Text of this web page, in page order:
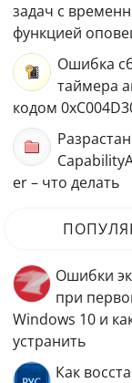
задач с
функцией
Ошибка
таймера
кодом
er – что делать
Ошибки
при
Windows 10 и
устранить
Как